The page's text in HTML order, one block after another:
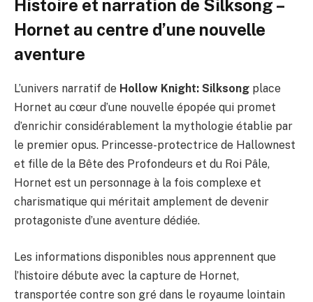
Histoire et narration de Silksong –
Hornet au centre d’une nouvelle
aventure
L’univers narratif de Hollow Knight: Silksong place
Hornet au cœur d’une nouvelle épopée qui promet
d’enrichir considérablement la mythologie établie par
le premier opus. Princesse-protectrice de Hallownest
et fille de la Bête des Profondeurs et du Roi Pâle,
Hornet est un personnage à la fois complexe et
charismatique qui méritait amplement de devenir
protagoniste d’une aventure dédiée.
Les informations disponibles nous apprennent que
l’histoire débute avec la capture de Hornet,
transportée contre son gré dans le royaume lointain